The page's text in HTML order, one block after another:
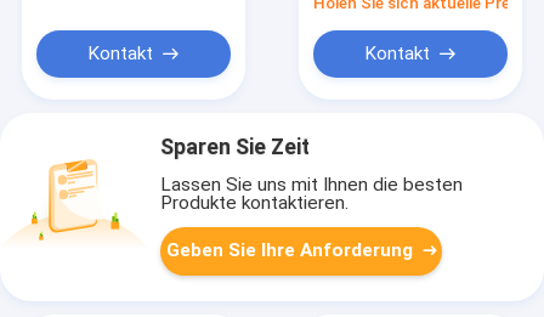
Kontakt Kontakt
Sparen Sie Zeit
Lassen Sie uns mit Ihnen die besten
Produkte kontaktieren.
Geben Sie Ihre Anforderung